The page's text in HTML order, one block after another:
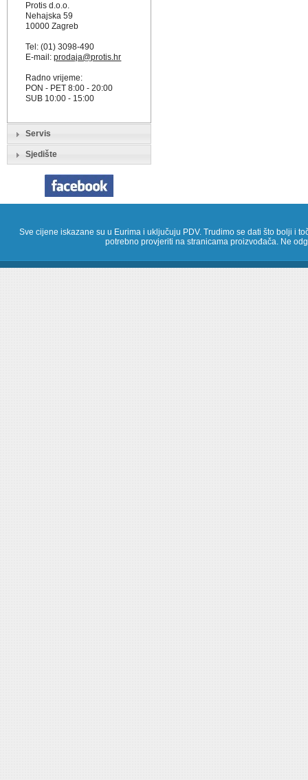
Protis d.o.o.
Nehajska 59
10000 Zagreb
Tel: (01) 3098-490
E-mail:prodaja@protis.hr
Radno vrijeme:
PON - PET 8:00 - 20:00
SUB 10:00 - 15:00
Servis
Sjedište
Sve cijene iskazane su u Eurima i uključuju PDV. Trudimo se dati što bolji i
potrebno provjeriti na stranicama proizvođača. Ne